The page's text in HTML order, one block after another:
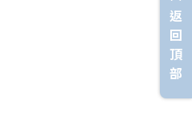
返
回
頂
部